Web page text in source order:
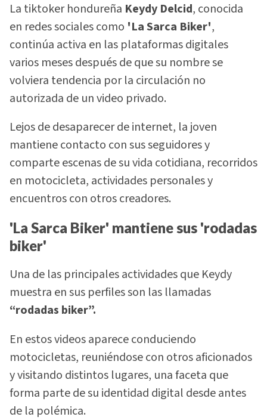
La tiktoker hondureña Keydy Delcid, conocida
en redes sociales como 'La Sarca Biker',
continúa activa en las plataformas digitales
varios meses después de que su nombre se
volviera tendencia por la circulación no
autorizada de un video privado.
Lejos de desaparecer de internet, la joven
mantiene contacto con sus seguidores y
comparte escenas de su vida cotidiana, recorridos
en motocicleta, actividades personales y
encuentros con otros creadores.
'La Sarca Biker' mantiene sus 'rodadas
biker'
Una de las principales actividades que Keydy
muestra en sus perfiles son las llamadas
“rodadas biker”.
En estos videos aparece conduciendo
motocicletas, reuniéndose con otros aficionados
y visitando distintos lugares, una faceta que
forma parte de su identidad digital desde antes
de la polémica.